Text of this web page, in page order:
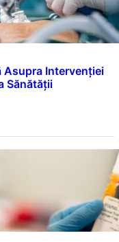
Asupra Intervenției
Sănătății